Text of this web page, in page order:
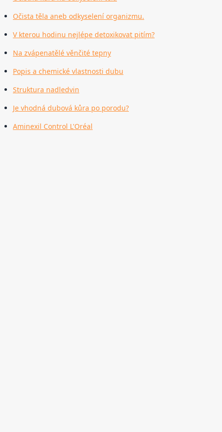
Očista těla aneb odkyselení organizmu.
V kterou hodinu nejlépe detoxikovat pitím?
Na zvápenatělé věnčité tepny
Popis a chemické vlastnosti dubu
Struktura nadledvin
Je vhodná dubová kůra po porodu?
Aminexil Control L'Oréal